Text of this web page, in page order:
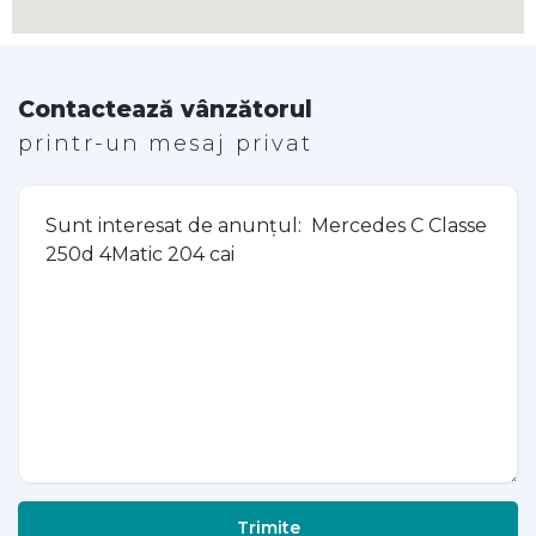
Contactează vânzătorul
printr-un mesaj privat
Trimite